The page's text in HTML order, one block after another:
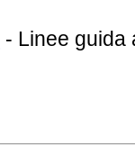
- Linee guida